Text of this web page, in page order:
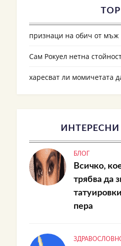
TOP
признаци на обич от мъж
Сам Рокуел нетна
харесват ли момичетата
ИНТЕРЕСНИ
БЛОГ
Всичко,
трябва да
пера